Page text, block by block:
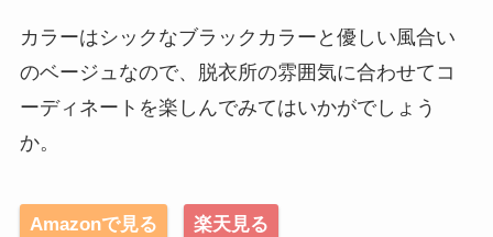
カラーはシックなブラックカラーと優しい風合い
のベージュなので、脱衣所の雰囲気に合わせてコ
ーディネートを楽しんでみてはいかがでしょう
か。
Amazonで見る 楽天見る